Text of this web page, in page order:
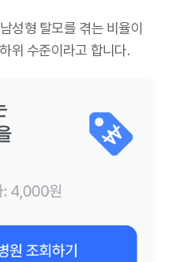
성형 탈모를 겪는 비율이
위 수준이라고 합니다.